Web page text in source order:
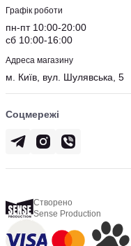
Графік роботи
пн-пт 10:00-20:00
сб 10:00-16:00
Адреса магазину
м. Київ, вул. Шулявська, 5
Соцмережі
Створено
Sense Production